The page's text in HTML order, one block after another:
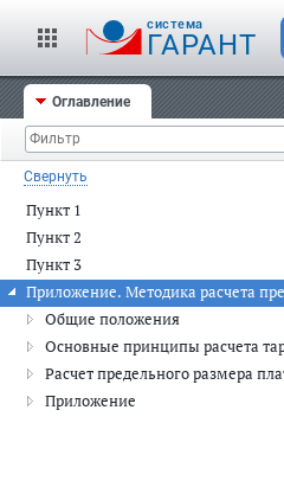
cистема
ГАРАНТ
Оглавление
Свернуть
Пункт 1
Пункт 2
Пункт 3
Приложение. Методика расчета
Общие положения
Основные принципы расчета
Расчет предельного размера
Приложение